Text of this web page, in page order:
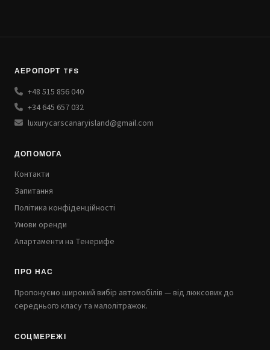
АЕРОПОРТ TFS
+48 515 856 040
+34 645 657 032
luxurycarscanaryisland@gmail.com
ДОПОМОГА
Контакти
Запитання
Політика конфіденційності
Умови оренди
Апартаменти на Тенерифе
ПРО НАС
Пропонуємо широкий вибір автомобілів — від люксових до
середнього класу та малолітражок.
СОЦМЕРЕЖІ